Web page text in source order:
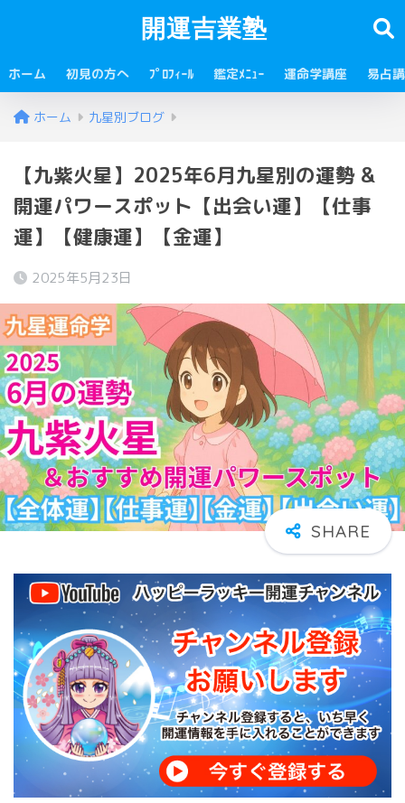
開運吉業塾
ホーム 初見の方へ ﾌﾟﾛﾌｨｰﾙ 鑑定ﾒﾆｭｰ 運命学講座 易占
ホーム 九星別ブログ
【九紫火星】2025年6月九星別の運勢 &
開運パワースポット【出会い運】【仕事
運】【健康運】【金運】
2025年5月23日